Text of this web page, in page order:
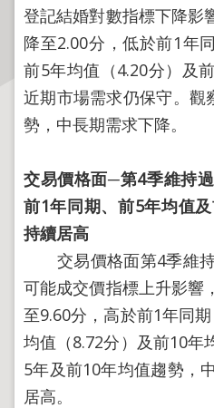
務
資
訊
主
題
服
務
綜
合
資
訊
登記結婚對數指標下降影
降至2.00分，低於前1年
前5年均值（4.20分）及
近期市場需求仍保守。觀
勢，中長期需求下降。
交易價格面─第4季維持
前1年同期、前5年均值
持續居高
交易價格面第4季維持
可能成交價指標上升影響
至9.60分，高於前1年同
均值（8.72分）及前10年
5年及前10年均值趨勢，
居高。